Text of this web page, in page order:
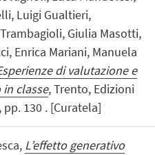
Luigi Gualtieri,
Giulia Masotti,
Enrica Mariani, Manuela
di valutazione e
classe, Trento, Edizioni
130 . [Curatela]
L’effetto generativo